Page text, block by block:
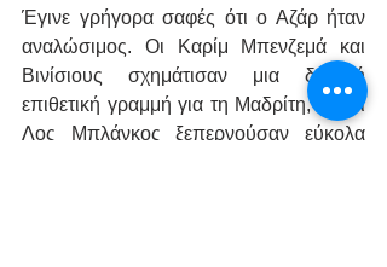
Έγινε γρήγορα σαφές ότι ο Αζάρ ήταν
αναλώσιμος. Οι Καρίμ Μπενζεμά και
Βινίσιους σχημάτισαν μια δυνατή
επιθετική γραμμή για τη Μαδρίτη, και οι
Λος Μπλάνκος ξεπερνούσαν εύκολα